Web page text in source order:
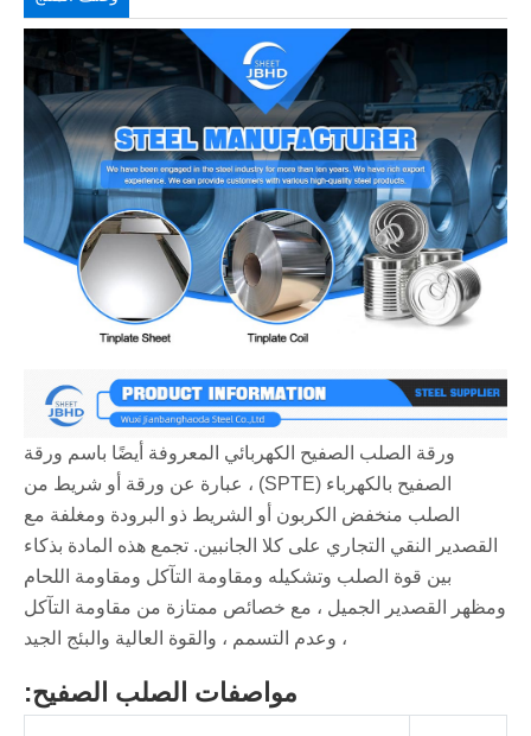
ورقة الصلب الصفيح الكهربائي المعروفة أيضًا باسم ورقة
الصفيح بالكهرباء (SPTE) ، عبارة عن ورقة أو شريط من
الصلب منخفض الكربون أو الشريط ذو البرودة ومغلفة مع
القصدير النقي التجاري على كلا الجانبين. تجمع هذه المادة بذكاء
بين قوة الصلب وتشكيله ومقاومة التآكل ومقاومة اللحام
ومظهر القصدير الجميل ، مع خصائص ممتازة من مقاومة التآكل
، وعدم التسمم ، والقوة العالية والبئج الجيد
مواصفات الصلب الصفيح: